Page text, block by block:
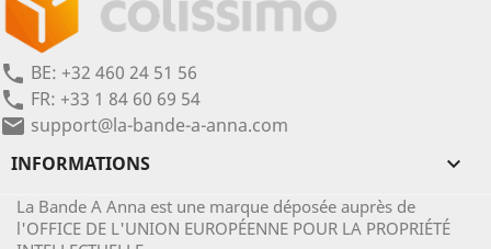
phone BE: +32 460 24 51 56
phone FR: +33 1 84 60 69 54
mail support@la-bande-a-anna.com
INFORMATIONS

La Bande A Anna est une marque déposée auprès de
l'OFFICE DE L'UNION EUROPÉENNE POUR LA PROPRIÉTÉ